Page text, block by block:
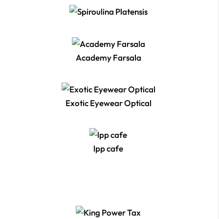
Academy Farsala
Exotic Eyewear Optical
lpp cafe